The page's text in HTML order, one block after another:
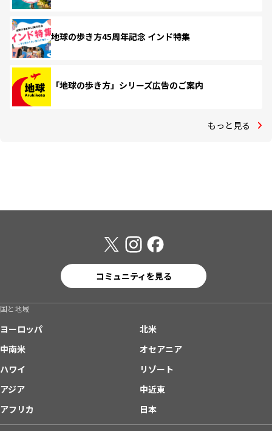
地球の歩き方45周年記念 インド特集
「地球の歩き方」シリーズ広告のご案内
もっと見る
コミュニティを見る
国と地域
ヨーロッパ
北米
中南米
オセアニア
ハワイ
リゾート
アジア
中近東
アフリカ
日本